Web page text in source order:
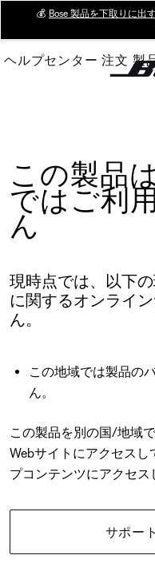
Main
💰 Bose 製品を下取りに出
ヘルプセンター 注文 製
この製品
ではご利
ん
現時点では、以下
に関するオンライ
ん。
この地域では製品の
ん。
この製品を別の国/地域
Webサイトにアクセス
プコンテンツにアクセス
サポー